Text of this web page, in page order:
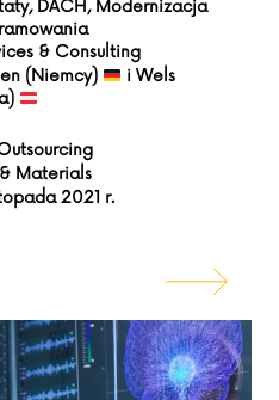
DACH, Modernizacja
& Consulting
(Niemcy)
i Wels
Materials
2021 r.